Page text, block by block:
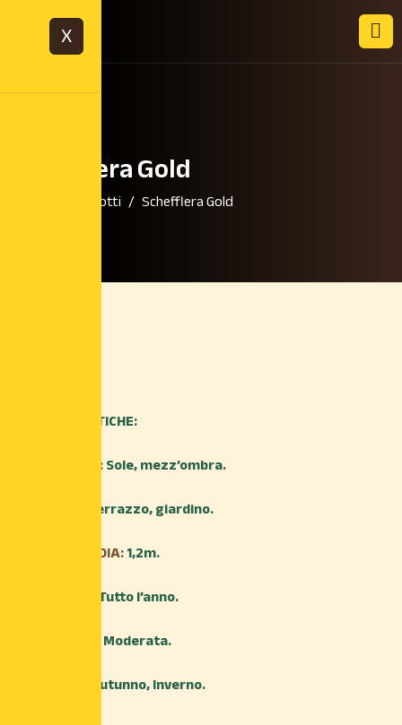
X
Schefflera Gold
Prodotti Schefflera Gold
CARATTERISTICHE:
ESPOSIZIONE:Sole, mezz’ombra.
Terrazzo, giardino.
ALTEZZA MEDIA:1,2m.
Tutto l’anno.
Moderata.
Autunno, Inverno.